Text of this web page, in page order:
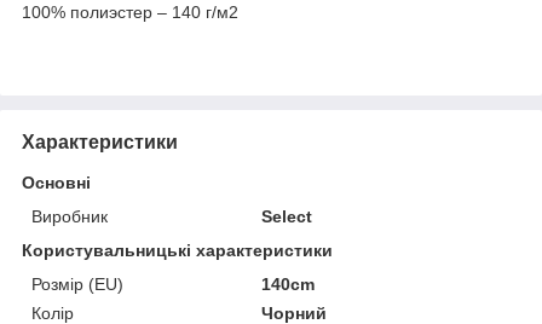
100% полиэстер – 140 г/м2
Характеристики
Основні
Виробник
Select
Користувальницькі характеристики
Розмір (EU)
140cm
Колір
Чорний